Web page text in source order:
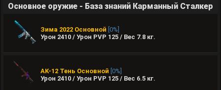
Основное оружие - База знаний Карманный Сталкер
Зима 2022 Основной [0%]
Урон 2410 / Урон PVP 125 / Вес 7.8 кг.
AK-12 Тень Основной [0%]
Урон 2410 / Урон PVP 125 / Вес 6.5 кг.